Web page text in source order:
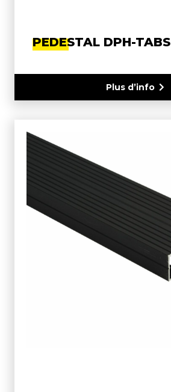
PEDESTAL DPH-TABS
Plus d’info